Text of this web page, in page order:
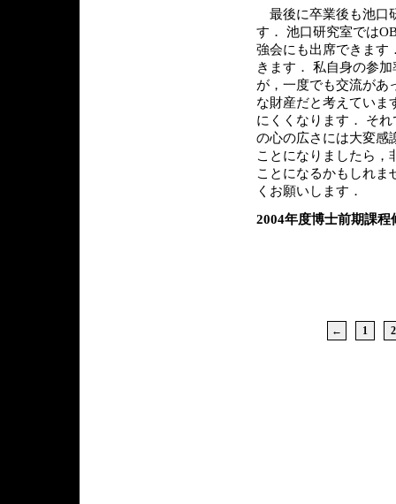
最後に卒業後も池口
す． 池口研究室では
強会にも出席できます
きます． 私自身の参
が，一度でも交流があ
な財産だと考えていま
にくくなります． そ
の心の広さには大変感
ことになりましたら，
ことになるかもしれま
くお願いします．
2004年度博士前期課
← 1 2